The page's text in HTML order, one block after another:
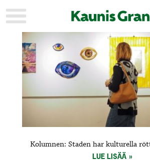
KAUPUNKI
STADEN
AJANKOHTAISTA
AKTUELLT
URHEILU
IDROTT
KULTUR
HISTORIA
ALLMÄN
MAINOSTAJILLE
FÖR
ANNONSÖRER
Kolumnen: Staden har kulturella
LUE LISÄÄ